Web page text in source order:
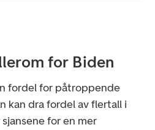
for Biden
fordel for påtroppende
kan dra fordel av flertall i
for en mer